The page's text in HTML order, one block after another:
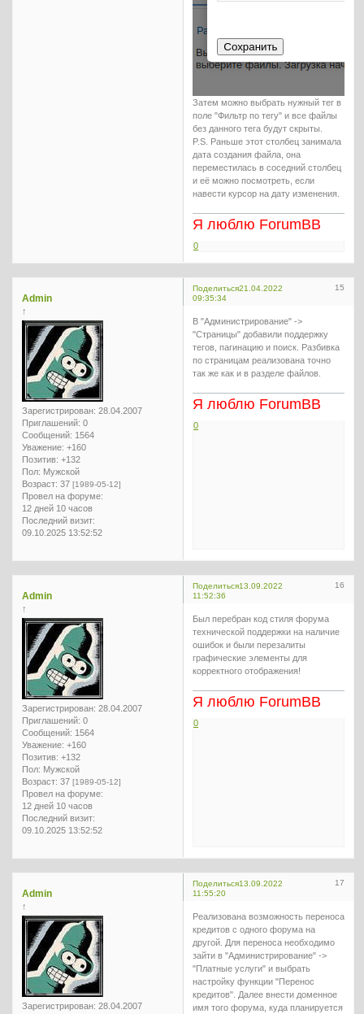
Затем можно выбрать нужный тег в
поле "Фильтр по тегу" и все файлы
без данного тега будут скрыты.
P.S. Раньше этот столбец занимала
дата создания файла, она
переместилась в соседний столбец
и её можно посмотреть, если
навести курсор на дату изменения.
Я люблю ForumBB
0
Поделиться 15
21.04.2022
09:35:34
Admin
↑
Зарегистрирован: 28.04.2007
Приглашений: 0
Сообщений: 1564
Уважение: +160
Позитив: +132
Пол: Мужской
Возраст: 37 [1989-05-12]
Провел на форуме:
12 дней 10 часов
Последний визит:
09.10.2025 13:52:52
В "Администрирование" ->
"Страницы" добавили поддержку
тегов, пагинацию и поиск. Разбивка
по страницам реализована точно
так же как и в разделе файлов.
Я люблю ForumBB
0
Поделиться 16
13.09.2022
11:52:36
Admin
↑
Зарегистрирован: 28.04.2007
Приглашений: 0
Сообщений: 1564
Уважение: +160
Позитив: +132
Пол: Мужской
Возраст: 37 [1989-05-12]
Провел на форуме:
12 дней 10 часов
Последний визит:
09.10.2025 13:52:52
Был перебран код стиля форума
технической поддержки на наличие
ошибок и были перезалиты
графические элементы для
корректного отображения!
Я люблю ForumBB
0
Поделиться 17
13.09.2022
11:55:20
Admin
↑
Зарегистрирован: 28.04.2007
Реализована возможность переноса
кредитов с одного форума на
другой. Для переноса необходимо
зайти в "Администрирование" ->
"Платные услуги" и выбрать
настройку функции "Перенос
кредитов". Далее внести доменное
имя того форума, куда планируется